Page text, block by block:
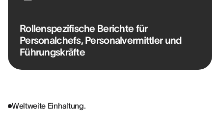
Rollenspezifische Berichte für
Personalchefs, Personalvermittler und
Führungskräfte
Weltweite Einhaltung.